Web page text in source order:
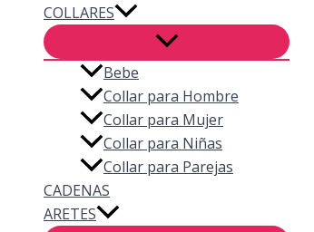
COLLARES
Bebe
Collar para Hombre
Collar para Mujer
Collar para Niñas
Collar para Parejas
CADENAS
ARETES